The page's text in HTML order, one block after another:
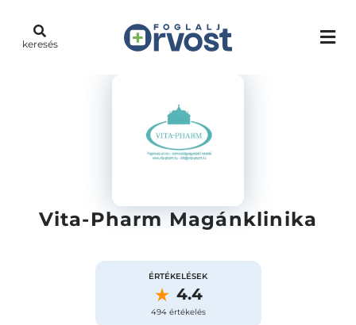
keresés
Vita-Pharm Magánklinika
ÉRTÉKELÉSEK
4.4
494 értékelés